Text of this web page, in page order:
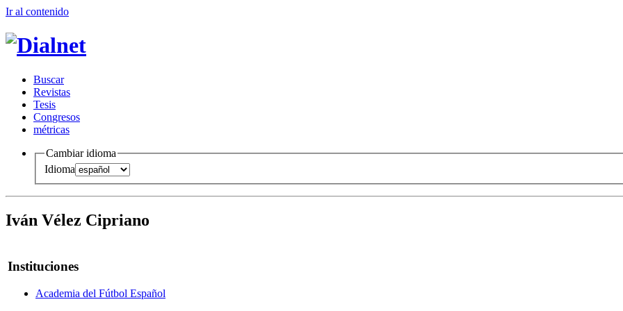
Ir al contenido
Buscar
Revistas
Tesis
Congresos
métricas
Cambiar idioma
Idioma
Iván Vélez Cipriano
Instituciones
Academia del Fútbol Español